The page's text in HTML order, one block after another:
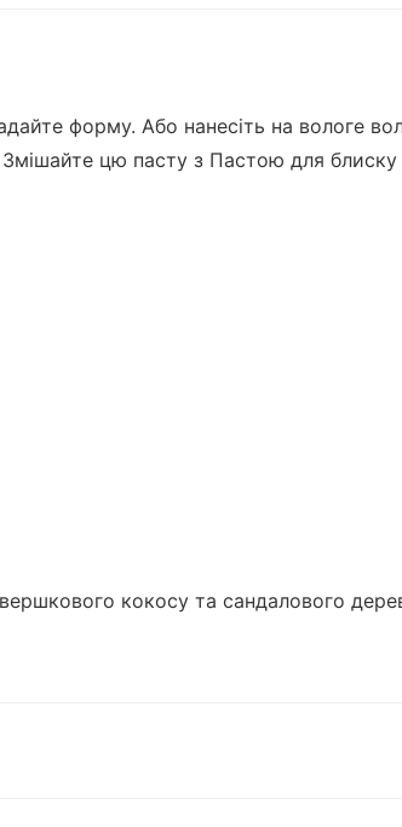
форму. Або нанесіть на вологе
цю пасту з Пастою для блиску
кокосу та сандалового